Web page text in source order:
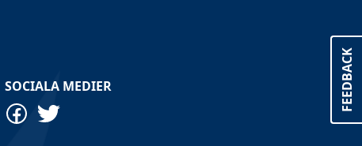
FEEDBACK
SOCIALA MEDIER